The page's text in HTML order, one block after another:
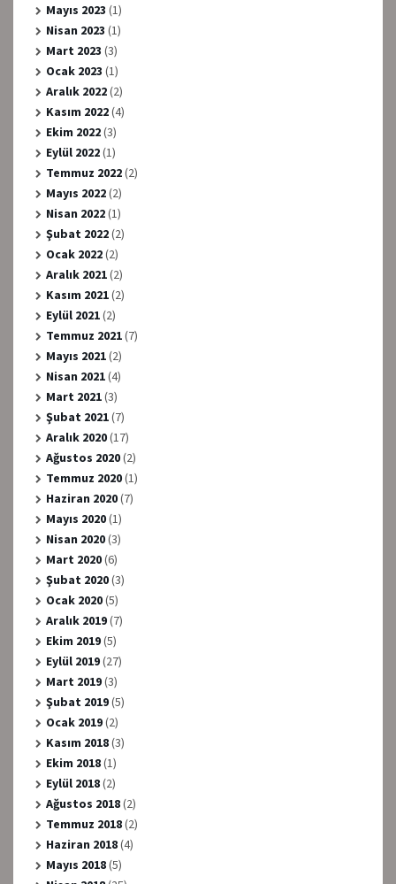
Mayıs 2023 (1)
Nisan 2023 (1)
Mart 2023 (3)
Ocak 2023 (1)
Aralık 2022(2)
Kasım 2022(4)
Ekim 2022(3)
Eylül 2022(1)
Temmuz 2022(2)
Mayıs 2022(2)
Nisan 2022(1)
Şubat 2022(2)
Ocak 2022(2)
Aralık 2021(2)
Kasım 2021(2)
Eylül 2021(2)
Temmuz 2021(7)
Mayıs 2021(2)
Nisan 2021(4)
Mart 2021(3)
Şubat 2021(7)
Aralık 2020(17)
Ağustos 2020(2)
Temmuz 2020(1)
Haziran 2020(7)
Mayıs 2020(1)
Nisan 2020(3)
Mart 2020(6)
Şubat 2020(3)
Ocak 2020(5)
Aralık 2019(7)
Ekim 2019(5)
Eylül 2019(27)
Mart 2019(3)
Şubat 2019(5)
Ocak 2019(2)
Kasım 2018(3)
Ekim 2018(1)
Eylül 2018(2)
Ağustos 2018(2)
Temmuz 2018(2)
Haziran 2018(4)
Mayıs 2018(5)